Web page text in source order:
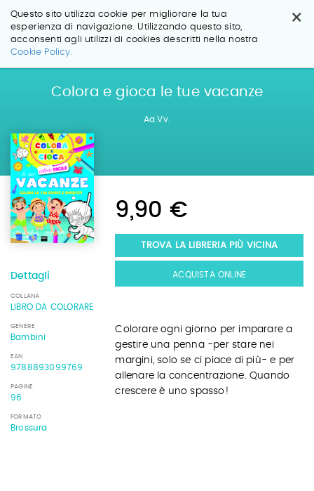
×
Questo sito utilizza cookie per migliorare la tua
esperienza di navigazione. Utilizzando questo sito,
acconsenti agli utilizzi di cookies descritti nella nostra
Cookie Policy.
Salta
Colora e gioca le tue vacanze
Aa.Vv.
Dettagli
COLLANA
LIBRO DA COLORARE
GENERE
Bambini
EAN
9788893099769
PAGINE
96
FORMATO
Brossura
9,90 €
TROVA LA LIBRERIA PIÙ VICINA
ACQUISTA ONLINE
Colorare ogni giorno per imparare a
gestire una penna -per stare nei
margini, solo se ci piace di più- e per
allenare la concentrazione. Quando
crescere è uno spasso!